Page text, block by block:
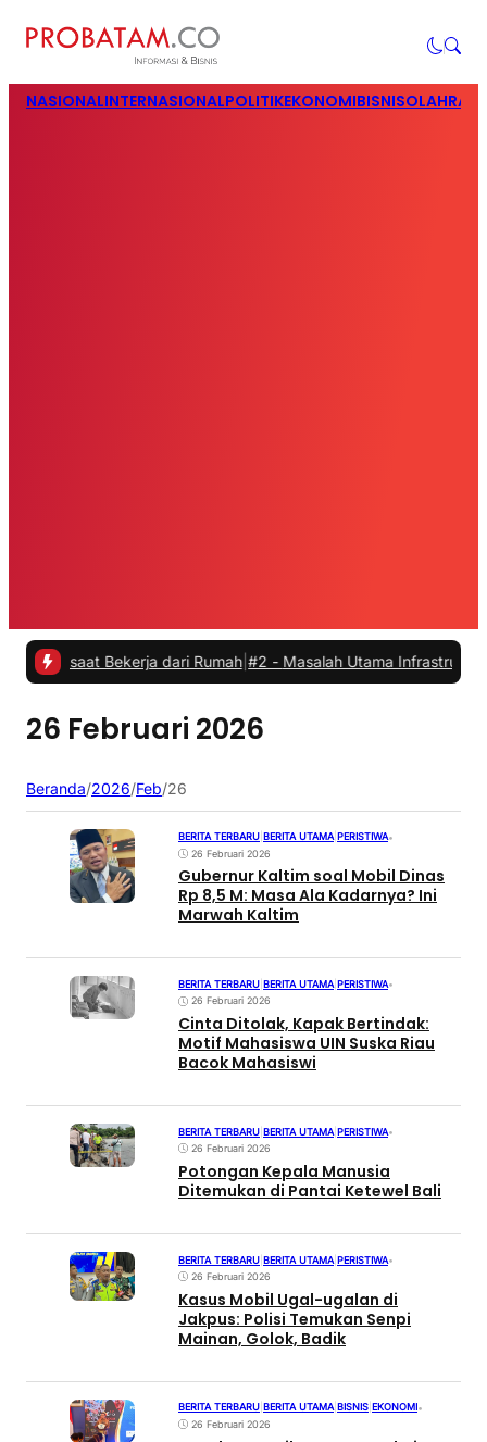
NASIONALINTERNASIONALPOLITIKEKONOMIBISNIS
saat Bekerja dari Rumah| #2 -Masalah Utama Infrastruktur
26 Februari 2026
Beranda/2026/Feb/26
BERITA TERBARU BERITA UTAMA PERISTIWA•
26 Februari 2026
Gubernur Kaltim soal Mobil Dinas
Rp 8,5 M: Masa Ala Kadarnya? Ini
Marwah Kaltim
BERITA TERBARU BERITA UTAMA PERISTIWA•
26 Februari 2026
Cinta Ditolak, Kapak Bertindak:
Motif Mahasiswa UIN Suska Riau
Bacok Mahasiswi
BERITA TERBARU BERITA UTAMA PERISTIWA•
26 Februari 2026
Potongan Kepala Manusia
Ditemukan di Pantai Ketewel Bali
BERITA TERBARU BERITA UTAMA PERISTIWA•
26 Februari 2026
Kasus Mobil Ugal-ugalan di
Jakpus: Polisi Temukan Senpi
Mainan, Golok, Badik
BERITA TERBARU BERITA UTAMA|BISNIS EKONOMI•
26 Februari 2026